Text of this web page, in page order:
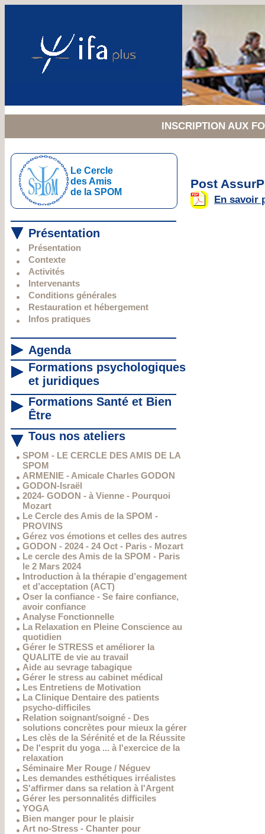
INSCRIPTION AUX
Le Cercle
des Amis
de la SPOM
Présentation
Présentation
Contexte
Activités
Intervenants
Conditions générales
Restauration et hébergement
Infos pratiques
Agenda
Formations psychologiques
et juridiques
Formations Santé et Bien
Être
Tous nos ateliers
SPOM - LE CERCLE DES AMIS DE LA
SPOM
ARMENIE - Amicale Charles GODON
GODON-Israël
2024- GODON - à Vienne - Pourquoi
Mozart
Le Cercle des Amis de la SPOM -
PROVINS
Gérez vos émotions et celles des autres
GODON - 2024 - 24 Oct - Paris - Mozart
Le cercle des Amis de la SPOM - Paris
le 2 Mars 2024
Introduction à la thérapie d’engagement
et d’acceptation (ACT)
Oser la confiance - Se faire confiance,
avoir confiance
Analyse Fonctionnelle
La Relaxation en Pleine Conscience au
quotidien
Gérer le STRESS et améliorer la
QUALITE de vie au travail
Aide au sevrage tabagique
Gérer le stress au cabinet médical
Les Entretiens de Motivation
La Clinique Dentaire des patients
psycho-difficiles
Relation soignant/soigné - Des
solutions concrètes pour mieux la gérer
Les clès de la Sérénité et de la Réussite
De l'esprit du yoga ... à l'exercice de la
relaxation
Séminaire Mer Rouge / Néguev
Les demandes esthétiques irréalistes
S'affirmer dans sa relation à l'Argent
Gérer les personnalités difficiles
YOGA
Bien manger pour le plaisir
Art no-Stress - Chanter pour
Post
En savoir